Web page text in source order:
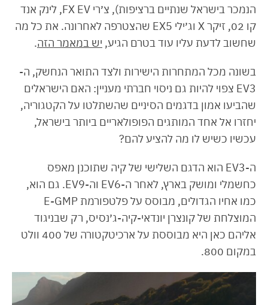
הנמכר בישראל שנתיים ברציפות), צ׳רי FX EV, לינק אנד
קו 02, זיקר X וג׳ילי EX5 שהצטרפה לאחרונה. את כל מה
שחשוב לדעת עליו עוד בטרם הגיע, יש במאמר הזה.
בשונה מכל המתחרות הישירות ולצד התואר הנחשק, ה-
EV3 צפוי להיות גם ניסוי חברתי מעניין: האם הישראלים
שהביעו אמון בדגמים הסיניים שהשתלטו על הקטגוריה,
יחזרו אל אחד המותגים הפופולאריים ביותר בישראל,
עכשיו כשיש לו מה להציע להם?
ה-EV3 הוא הדגם השלישי של קיה שתוכנן מאפס
כחשמלי ומושק בארץ, לאחר ה-EV6 וה-EV9. גם הוא,
כמו אחיו הגדולים, מבוסס על פלטפורמת E-GMP
המוצלחת של קונצרן יונדאי-קיה-ג׳נסיס, רק שבניגוד
אליהם כאן היא מבוססת על ארכיטקטורה של 400 וולט
במקום 800.